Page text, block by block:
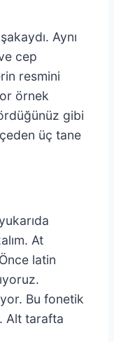
Aynı
cep
resmini
örnek
gibi
üç tane
At
latin
Bu fonetik
Alt tarafta